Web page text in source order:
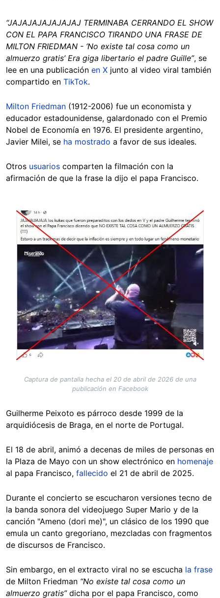
“JAJAJAJAJAJAJAJ TERMINABA CERRANDO EL SHOW
CON EL PAPA FRANCISCO TIRANDO UNA FRASE DE
MILTON FRIEDMAN - ‘No existe tal cosa como un
almuerzo gratis’ Era giga libertario el padre Guille”, se
lee en una publicación en X junto al video viral también
compartido en TikTok.
Milton Friedman (1912-2006) fue un economista y
educador estadounidense, galardonado con el Premio
Nobel de Economía en 1976. El presidente argentino,
Javier Milei, se ha mostrado a favor de sus ideales.
Otros usuarios comparten la filmación con la
afirmación de que la frase la dijo el papa Francisco.
Image
Captura de pantalla hecha el 20 de abril de 2026 de una
publicación en Facebook
Guilherme Peixoto es párroco desde 1999 de la
arquidiócesis de Braga, en el norte de Portugal.
El 18 de abril, animó a decenas de miles de personas en
la Plaza de Mayo con un show electrónico en homenaje
al papa Francisco, fallecido el 21 de abril de 2025.
Durante el concierto se escucharon versiones tecno de
la banda sonora del videojuego Super Mario y de la
canción "Ameno (dori me)", un clásico de los 1990 que
emula un canto gregoriano, mezcladas con fragmentos
de discursos de Francisco.
Sin embargo, en el extracto viral no se escucha la frase
de Milton Friedman “No existe tal cosa como un
almuerzo gratis”dicha por el papa Francisco, como